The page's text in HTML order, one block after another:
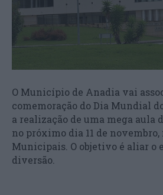
O Município de Anadia vai
comemoração do Dia Mundial
a realização de uma mega aula
no próximo dia 11 de
Municipais. O objetivo é aliar o
diversão.